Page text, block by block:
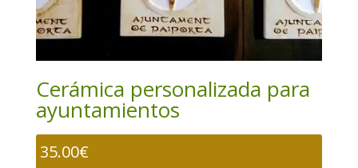
Cerámica personalizada para
ayuntamientos
35.00€